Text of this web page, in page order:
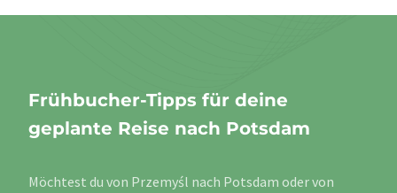
Frühbucher-Tipps für deine
geplante Reise nach Potsdam
Möchtest du von Przemyśl nach Potsdam oder von